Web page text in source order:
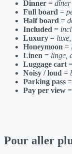
Dinner = dîner
Full board =
Half board =
Included =
Luxury =
Honeymoon =
Linen = linge,
Luggage cart
Noisy / loud =
Parking pass =
Pay per view =
Pour aller